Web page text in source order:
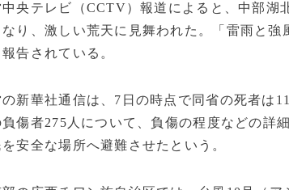
央テレビ（CCTV）報道によると、中部湖
り、激しい荒天に見舞われた。「雷雨と
告されている。
新華社通信は、7日の時点で同省の死者は
傷者275人について、負傷の程度などの詳
を安全な場所へ避難させたという。